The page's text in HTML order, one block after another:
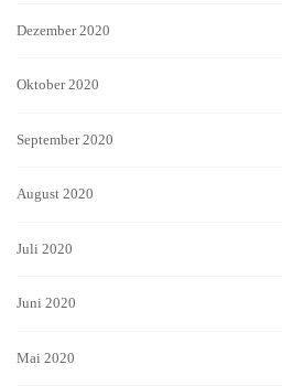
Dezember 2020
Oktober 2020
September 2020
August 2020
Juli 2020
Juni 2020
Mai 2020